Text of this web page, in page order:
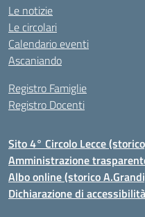
Le notizie
Le circolari
Calendario eventi
Ascaniando
Registro Famiglie
Registro Docenti
Sito 4° Circolo Lecce
Amministrazione
Albo online (storico
Dichiarazione di accessibilità